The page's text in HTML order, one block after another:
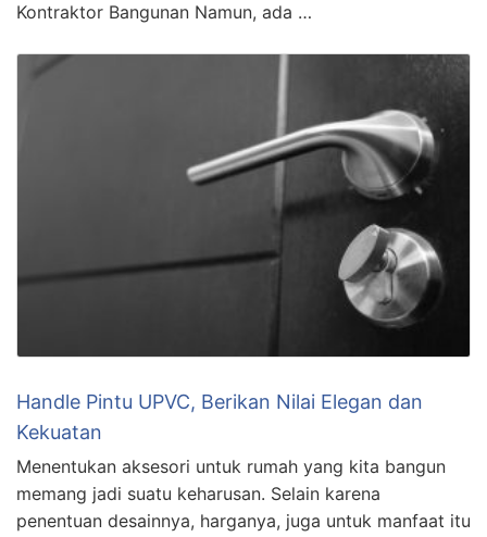
Kontraktor Bangunan Namun, ada …
Handle Pintu UPVC, Berikan Nilai Elegan dan
Kekuatan
Menentukan aksesori untuk rumah yang kita bangun
memang jadi suatu keharusan. Selain karena
penentuan desainnya, harganya, juga untuk manfaat itu